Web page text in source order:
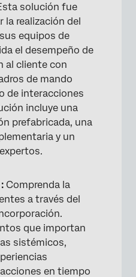
solución fue
la realización del
equipos de
el desempeño de
al cliente con
de mando
de interacciones
incluye una
prefabricada, una
y un
Comprenda la
a través del
que importan
sistémicos,
en tiempo